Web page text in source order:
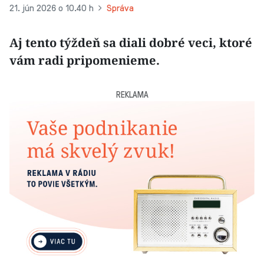
21. jún 2026 o 10.40 h Správa
Aj tento týždeň sa diali dobré veci, ktoré
vám radi pripomenieme.
REKLAMA